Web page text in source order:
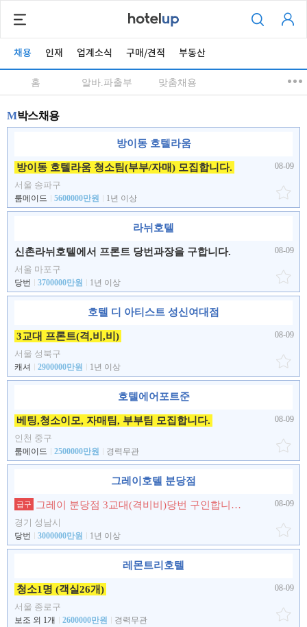
채용 인재 업계소식 구매/견적 부동산
홈 알바.파출부 맞춤채용
M박스채용
방이동 호텔라움
방이동 호텔라움 청소팀(부부/자매) 모집합니다.
서울 송파구
룸메이드 5600000만원 1년 이상
08-09
라뉘호텔
신촌라뉘호텔에서 프론트 당번과장을 구합니다.
서울 마포구
당번 3700000만원 1년 이상
08-09
호텔 디 아티스트 성신여대점
3교대 프론트(격,비,비)
서울 성북구
캐셔 2900000만원 1년 이상
08-09
호텔에어포트준
베팅,청소이모, 자매팀, 부부팀 모집합니다.
인천 중구
룸메이드 2500000만원 경력무관
08-09
그레이호텔 분당점
급구 그레이 분당점 3교대(격비비)당번 구인합니다.
경기 성남시
당번 3000000만원 1년 이상
08-09
레몬트리호텔
청소1명 (객실26개)
서울 종로구
보조 외 1개 2600000만원 경력무관
08-09